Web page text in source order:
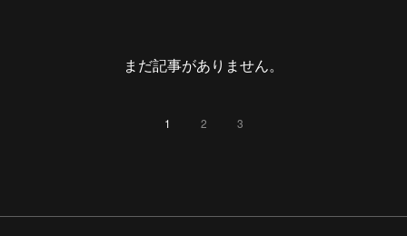
まだ記事がありません。
1 2 3